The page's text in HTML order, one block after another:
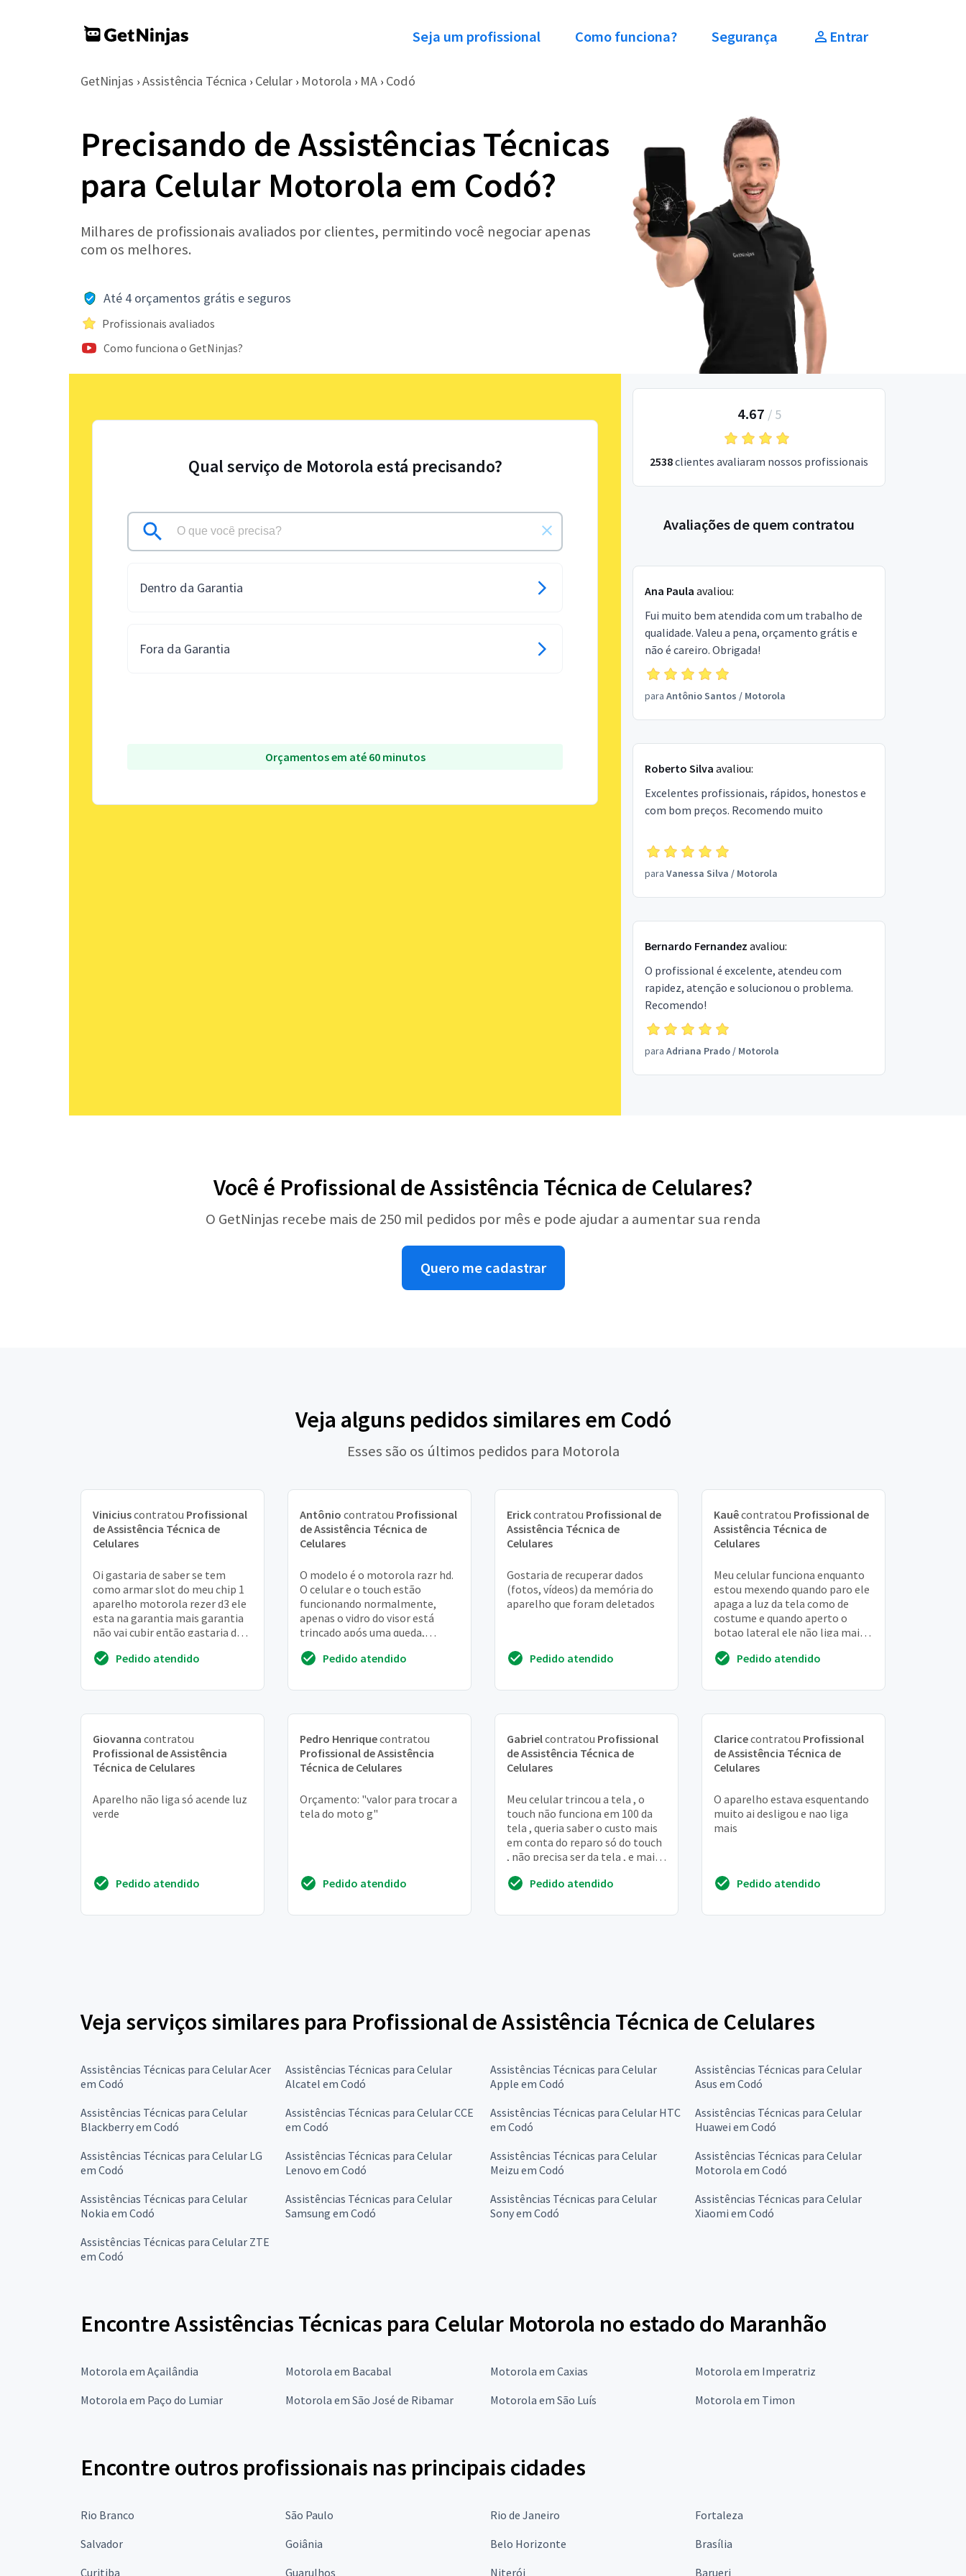
Seja um profissional Como funciona? Segurança Entrar
GetNinjas › Assistência Técnica › Celular › Motorola › MA › Codó
Precisando de Assistências Técnicas
para Celular Motorola em Codó?
Milhares de profissionais avaliados por clientes, permitindo você negociar apenas
com os melhores.
Até 4 orçamentos grátis e seguros
Profissionais avaliados
Como funciona o GetNinjas?
Qual serviço de Motorola está precisando?
Dentro da Garantia
Fora da Garantia
Orçamentos em até 60 minutos
4.67 / 5
2538clientes avaliaram nossos profissionais
Avaliações de quem contratou
Ana Paula avaliou:
Fui muito bem atendida com um trabalho de
qualidade. Valeu a pena, orçamento grátis e
não é careiro. Obrigada!
para Antônio Santos / Motorola
Roberto Silva avaliou:
Excelentes profissionais, rápidos, honestos e
com bom preços. Recomendo muito
para Vanessa Silva / Motorola
Bernardo Fernandez avaliou:
O profissional é excelente, atendeu com
rapidez, atenção e solucionou o problema.
Recomendo!
para Adriana Prado/ Motorola
Você é Profissional de Assistência Técnica de Celulares?
O GetNinjas recebe mais de 250 mil pedidos por mês e pode ajudar a aumentar sua renda
Quero me cadastrar
Veja alguns pedidos similares em Codó
Esses são os últimos pedidos para Motorola
Viniciuscontratou Profissional
de Assistência Técnica de
Celulares
Oi gastaria de saber se tem
como armar slot do meu chip 1
aparelho motorola rezer d3 ele
esta na garantia mais garantia
não vai cubir então gastaria de
gaveta chi...
Pedido atendido
Antônio contratou Profissional
de Assistência Técnica de
Celulares
O modelo é o motorola razr hd.
O celular e o touch estão
funcionando normalmente,
apenas o vidro do visor está
trincado após uma queda,
em recifePedido atendido
Erickcontratou Profissional de
Assistência Técnica de
Celulares
Gostaria de recuperar dados
(fotos, vídeos) da memória do
aparelho que foram deletados
Pedido atendido
Kauêcontratou Profissional de
Assistência Técnica de
Celulares
Meu celular funciona enquanto
estou mexendo quando paro ele
apaga a luz da tela como de
costume e quando aperto o
botao lateral ele não liga mais
recolocar ai...
Pedido atendido
Giovanna contratou
Profissional de Assistência
Técnica de Celulares
Aparelho não liga só acende luz
verde
Pedido atendido
Pedro Henriquecontratou
Profissional de Assistência
Técnica de Celulares
Orçamento: "valor para trocar a
tela do moto g"
Pedido atendido
Gabrielcontratou Profissional
de Assistência Técnica de
Celulares
Meu celular trincou a tela , o
touch não funciona em 100 da
tela , queria saber o custo mais
em conta do reparo só do touch
, não precisa ser da tela , e mais
Pedido atendido
Claricecontratou Profissional
de Assistência Técnica de
Celulares
O aparelho estava esquentando
muito ai desligou e nao liga
mais
Pedido atendido
Veja serviços similares para Profissional de Assistência Técnica de Celulares
Assistências Técnicas para Celular Acer
em Codó
Assistências Técnicas para Celular
Alcatel em Codó
Assistências Técnicas para Celular
Apple em Codó
Assistências Técnicas para Celular
Asus em Codó
Assistências Técnicas para Celular
Blackberry em Codó
Assistências Técnicas para Celular CCE
em Codó
Assistências Técnicas para Celular HTC
em Codó
Assistências Técnicas para Celular
Huawei em Codó
Assistências Técnicas para Celular LG
em Codó
Assistências Técnicas para Celular
Lenovo em Codó
Assistências Técnicas para Celular
Meizu em Codó
Assistências Técnicas para Celular
Motorola em Codó
Assistências Técnicas para Celular
Nokia em Codó
Assistências Técnicas para Celular
Samsung em Codó
Assistências Técnicas para Celular
Sony em Codó
Assistências Técnicas para Celular
Xiaomi em Codó
Assistências Técnicas para Celular ZTE
em Codó
Encontre Assistências Técnicas para Celular Motorola no estado do Maranhão
Motorola em Açailândia Motorola em Bacabal Motorola em Caxias
Motorola em Imperatriz
Motorola em Paço do Lumiar
Motorola em São José de Ribamar Motorola em São Luís Motorola em Timon
Encontre outros profissionais nas principais cidades
Rio Branco São Paulo Rio de Janeiro
Fortaleza
Salvador
Goiânia Belo Horizonte
Brasília
Curitiba
Guarulhos Niterói Barueri